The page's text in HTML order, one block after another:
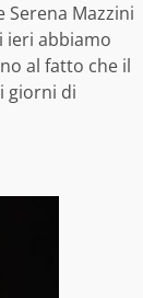
Mazzini
ieri abbiamo
al fatto che il
giorni di